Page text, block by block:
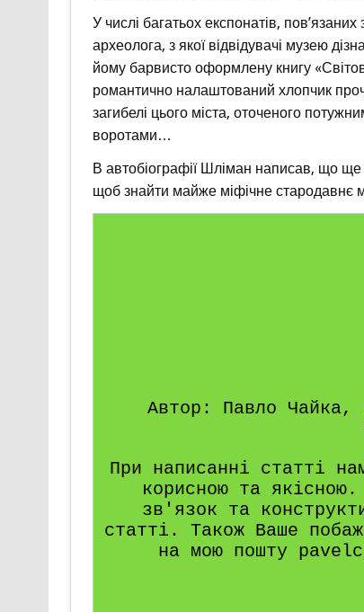
У числі багатьох експонатів,
археолога, з якої відвідувачі музею
йому барвисто оформлену книгу
романтично налаштований хлопчик
загибелі цього міста, оточеного
воротами…
В автобіографії Шліман написав, що ще
щоб знайти майже міфічне стародавнє
Автор: Павло Чайка,
При написанні статті
корисною та
зв'язок та
статті. Також Ваше
на мою пошту